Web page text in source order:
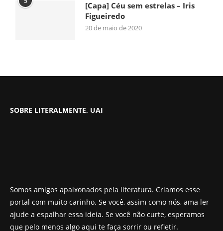
[Capa] Céu sem estrelas – Iris
Figueiredo
20 de maio de 2020
SOBRE LITERALMENTE, UAI
Somos amigos apaixonados pela literatura. Criamos esse
portal com muito carinho. Se você, assim como nós, ama ler
ajude a espalhar essa ideia. Se você não curte, esperamos
que pelo menos algo aqui te faça sorrir ou refletir.